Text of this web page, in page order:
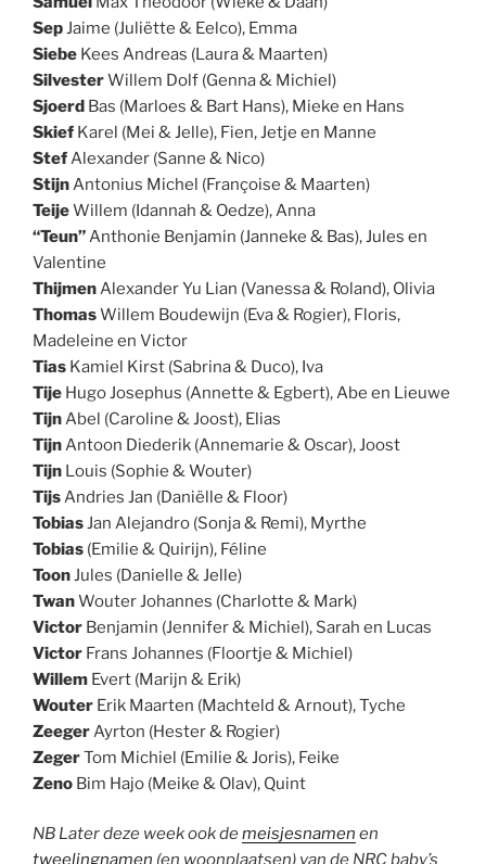
SepJaime (Juliëtte & Eelco), Emma
Siebe Kees Andreas (Laura & Maarten)
SilvesterWillem Dolf (Genna & Michiel)
Sjoerd Bas (Marloes & Bart Hans), Mieke en Hans
Skief Karel (Mei & Jelle), Fien, Jetje en Manne
StefAlexander (Sanne & Nico)
StijnAntonius Michel (Françoise & Maarten)
TeijeWillem (Idannah & Oedze), Anna
“Teun”Anthonie Benjamin (Janneke & Bas), Jules en
Valentine
ThijmenAlexander Yu Lian (Vanessa & Roland), Olivia
ThomasWillem Boudewijn (Eva & Rogier), Floris,
Madeleine en Victor
Tias Kamiel Kirst (Sabrina & Duco), Iva
Tije Hugo Josephus (Annette & Egbert), Abe en Lieuwe
TijnAbel (Caroline & Joost), Elias
TijnAntoon Diederik (Annemarie & Oscar), Joost
Tijn Louis (Sophie & Wouter)
TijsAndries Jan (Daniëlle & Floor)
TobiasJan Alejandro (Sonja & Remi), Myrthe
Tobias (Emilie & Quirijn), Féline
ToonJules (Danielle & Jelle)
TwanWouter Johannes (Charlotte & Mark)
Victor Benjamin (Jennifer & Michiel), Sarah en Lucas
Victor Frans Johannes (Floortje & Michiel)
Willem Evert (Marijn & Erik)
Wouter Erik Maarten (Machteld & Arnout), Tyche
ZeegerAyrton (Hester & Rogier)
ZegerTom Michiel (Emilie & Joris), Feike
Zeno Bim Hajo (Meike & Olav), Quint
NB Later deze week ook demeisjesnamen en
tweelingnamen (en woonplaatsen) van de NRC baby’s